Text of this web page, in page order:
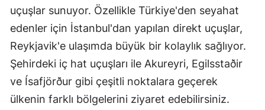
uçuşlar sunuyor. Özellikle Türkiye'den seyahat
edenler için İstanbul'dan yapılan direkt uçuşlar,
Reykjavik'e ulaşımda büyük bir kolaylık sağlıyor.
Şehirdeki iç hat uçuşları ile Akureyri, Egilsstaðir
ve Ísafjörður gibi çeşitli noktalara geçerek
ülkenin farklı bölgelerini ziyaret edebilirsiniz.